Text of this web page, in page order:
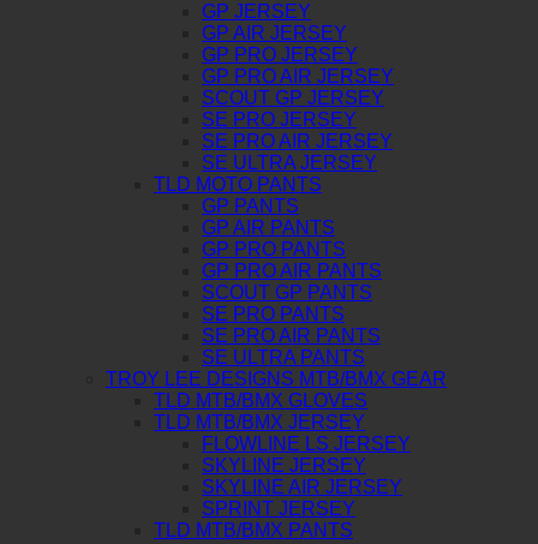
GP JERSEY
GP AIR JERSEY
GP PRO JERSEY
GP PRO AIR JERSEY
SCOUT GP JERSEY
SE PRO JERSEY
SE PRO AIR JERSEY
SE ULTRA JERSEY
TLD MOTO PANTS
GP PANTS
GP AIR PANTS
GP PRO PANTS
GP PRO AIR PANTS
SCOUT GP PANTS
SE PRO PANTS
SE PRO AIR PANTS
SE ULTRA PANTS
TROY LEE DESIGNS MTB/BMX GEAR
TLD MTB/BMX GLOVES
TLD MTB/BMX JERSEY
FLOWLINE LS JERSEY
SKYLINE JERSEY
SKYLINE AIR JERSEY
SPRINT JERSEY
TLD MTB/BMX PANTS